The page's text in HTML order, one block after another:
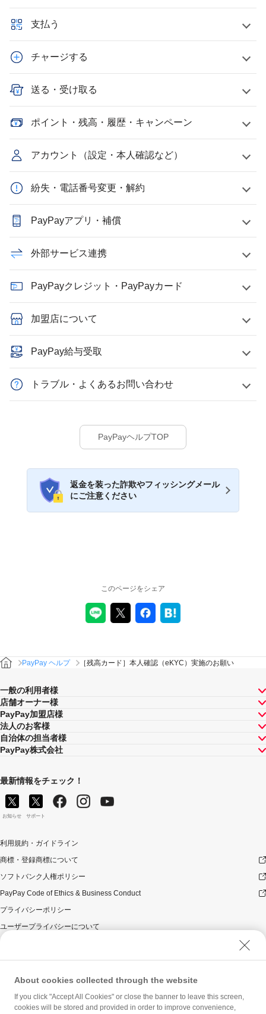
支払う
チャージする
送る・受け取る
ポイント・残高・履歴・キャンペーン
アカウント（設定・本人確認など）
紛失・電話番号変更・解約
PayPayアプリ・補償
外部サービス連携
PayPayクレジット・PayPayカード
加盟店について
PayPay給与受取
トラブル・よくあるお問い合わせ
PayPayヘルプTOP
返金を装った詐欺やフィッシングメール
にご注意ください
このページをシェア
PayPay ヘルプ ［残高カード］本人確認（eKYC）実施のお願い
一般の利用者様
店舗オーナー様
PayPay加盟店様
法人のお客様
自治体の担当者様
PayPay株式会社
最新情報をチェック！
お知らせ サポート
利用規約・ガイドライン
商標・登録商標について
ソフトバンク人権ポリシー
PayPay Code of Ethics & Business Conduct
プライバシーポリシー
ユーザープライバシーについて
ウェブサイト利用規約
反社会的勢力に対する方針
勧誘方針
マネロン等基本方針
About cookies collected through the website
If you click "Accept All Cookies" or close the banner to leave this screen,
cookies will be stored and provided in order to improve convenience,